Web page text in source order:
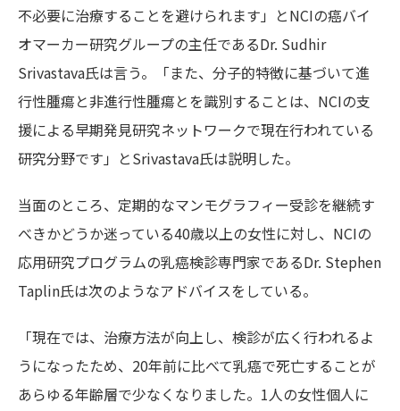
不必要に治療することを避けられます」とNCIの癌バイ
オマーカー研究グループの主任であるDr. Sudhir
Srivastava氏は言う。「また、分子的特徴に基づいて進
行性腫瘍と非進行性腫瘍とを識別することは、NCIの支
援による早期発見研究ネットワークで現在行われている
研究分野です」とSrivastava氏は説明した。
当面のところ、定期的なマンモグラフィー受診を継続す
べきかどうか迷っている40歳以上の女性に対し、NCIの
応用研究プログラムの乳癌検診専門家であるDr. Stephen
Taplin氏は次のようなアドバイスをしている。
「現在では、治療方法が向上し、検診が広く行われるよ
うになったため、20年前に比べて乳癌で死亡することが
あらゆる年齢層で少なくなりました。1人の女性個人に